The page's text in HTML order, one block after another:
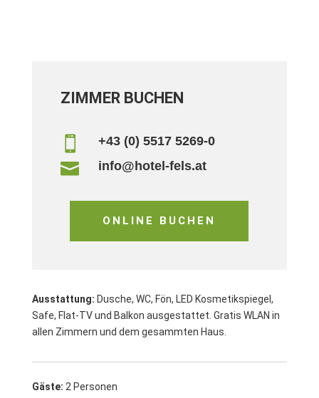
ZIMMER BUCHEN
 +43 (0) 5517 5269-0
 info@hotel-fels.at
ONLINE BUCHEN
Ausstattung: Dusche, WC, Fön, LED Kosmetikspiegel,
Safe, Flat-TV und Balkon ausgestattet. Gratis WLAN in
allen Zimmern und dem gesammten Haus.
Gäste: 2 Personen